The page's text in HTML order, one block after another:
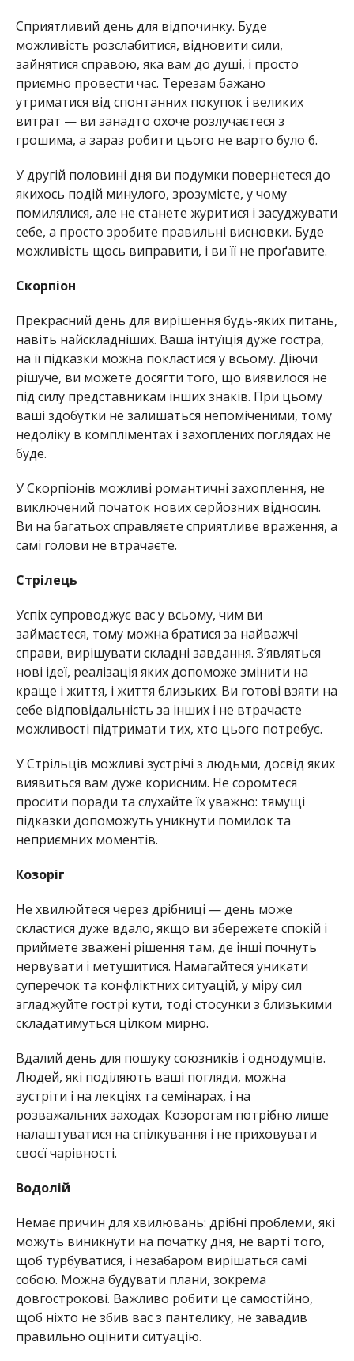
Сприятливий день для відпочинку. Буде
можливість розслабитися, відновити сили,
зайнятися справою, яка вам до душі, і просто
приємно провести час. Терезам бажано
утриматися від спонтанних покупок і великих
витрат — ви занадто охоче розлучаєтеся з
грошима, а зараз робити цього не варто було б.
У другій половині дня ви подумки повернетеся до
якихось подій минулого, зрозумієте, у чому
помилялися, але не станете журитися і засуджувати
себе, а просто зробите правильні висновки. Буде
можливість щось виправити, і ви її не проґавите.
Скорпіон
Прекрасний день для вирішення будь-яких питань,
навіть найскладніших. Ваша інтуїція дуже гостра,
на її підказки можна покластися у всьому. Діючи
рішуче, ви можете досягти того, що виявилося не
під силу представникам інших знаків. При цьому
ваші здобутки не залишаться непоміченими, тому
недоліку в компліментах і захоплених поглядах не
буде.
У Скорпіонів можливі романтичні захоплення, не
виключений початок нових серйозних відносин.
Ви на багатьох справляєте сприятливе враження, а
самі голови не втрачаєте.
Стрілець
Успіх супроводжує вас у всьому, чим ви
займаєтеся, тому можна братися за найважчі
справи, вирішувати складні завдання. З’являться
нові ідеї, реалізація яких допоможе змінити на
краще і життя, і життя близьких. Ви готові взяти на
себе відповідальність за інших і не втрачаєте
можливості підтримати тих, хто цього потребує.
У Стрільців можливі зустрічі з людьми, досвід яких
виявиться вам дуже корисним. Не соромтеся
просити поради та слухайте їх уважно: тямущі
підказки допоможуть уникнути помилок та
неприємних моментів.
Козоріг
Не хвилюйтеся через дрібниці — день може
скластися дуже вдало, якщо ви збережете спокій і
приймете зважені рішення там, де інші почнуть
нервувати і метушитися. Намагайтеся уникати
суперечок та конфліктних ситуацій, у міру сил
згладжуйте гострі кути, тоді стосунки з близькими
складатимуться цілком мирно.
Вдалий день для пошуку союзників і однодумців.
Людей, які поділяють ваші погляди, можна
зустріти і на лекціях та семінарах, і на
розважальних заходах. Козорогам потрібно лише
налаштуватися на спілкування і не приховувати
своєї чарівності.
Водолій
Немає причин для хвилювань: дрібні проблеми, які
можуть виникнути на початку дня, не варті того,
щоб турбуватися, і незабаром вирішаться самі
собою. Можна будувати плани, зокрема
довгострокові. Важливо робити це самостійно,
щоб ніхто не збив вас з пантелику, не завадив
правильно оцінити ситуацію.